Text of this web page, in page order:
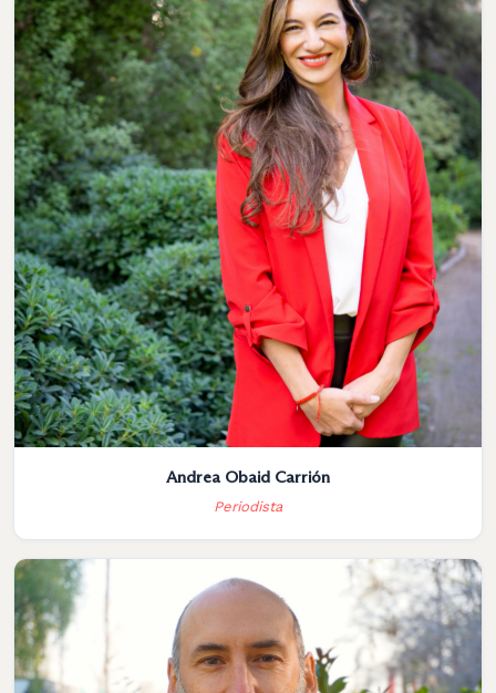
Andrea Obaid Carrión
Periodista